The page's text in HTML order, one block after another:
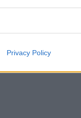
Privacy Policy
και
τιμές